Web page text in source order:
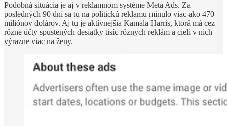
Podobná situácia je aj v reklamnom systéme Meta Ads. Za
posledných 90 dní sa tu na politickú reklamu minulo viac ako 470
miliónov dolárov. Aj tu je aktívnejšia Kamala Harris, ktorá má cez
rôzne účty spustených desiatky tisíc rôznych reklám a cieli v nich
výrazne viac na ženy.